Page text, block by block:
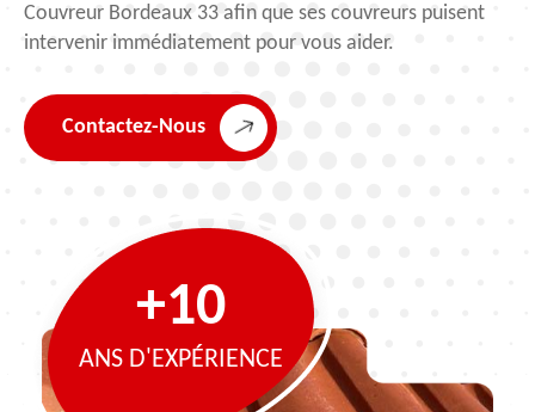
Couvreur Bordeaux 33 afin que ses couvreurs puisent
intervenir immédiatement pour vous aider.
Contactez-Nous
+10
ANS D'EXPÉRIENCE